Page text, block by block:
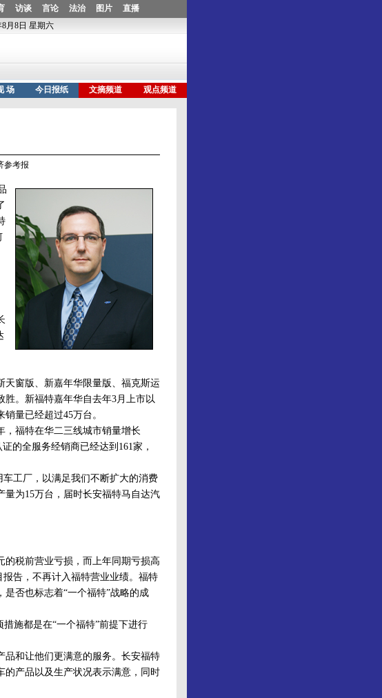
参考报
窗版、新嘉年华限量版、福克斯运
胜。新福特嘉年华自去年3月上市以
量已经超过45万台。
福特在华二三线城市销量增长
的全服务经销商已经达到161家，
工厂，以满足我们不断扩大的消费
量为15万台，届时长安福特马自达汽
的税前营业亏损，而上年同期亏损高
告，不再计入福特营业业绩。福特
否也标志着“一个福特”战略的成
施都是在“一个福特”前提下进行
和让他们更满意的服务。长安福特
的产品以及生产状况表示满意，同时